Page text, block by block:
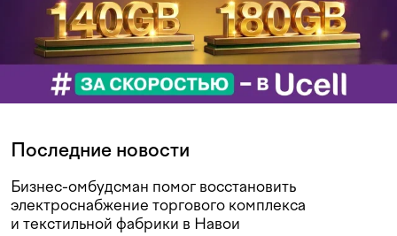
Последние новости
Бизнес-омбудсман помог восстановить
электроснабжение торгового комплекса
и текстильной фабрики в Навои